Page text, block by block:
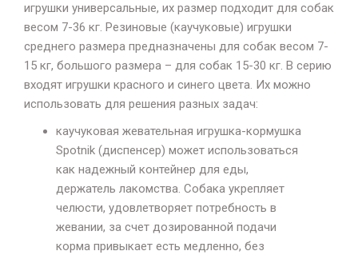
игрушки универсальные, их размер подходит для собак
весом 7-36 кг. Резиновые (каучуковые) игрушки
среднего размера предназначены для собак весом 7-
15 кг, большого размера – для собак 15-30 кг. В серию
входят игрушки красного и синего цвета. Их можно
использовать для решения разных задач:
каучуковая жевательная игрушка-кормушка
Spotnik (диспенсер) может использоваться
как надежный контейнер для еды,
держатель лакомства. Собака укрепляет
челюсти, удовлетворяет потребность в
жевании, за счет дозированной подачи
корма привыкает есть медленно, без